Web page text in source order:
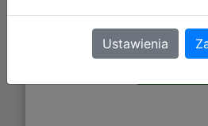
DO
Ustawienia